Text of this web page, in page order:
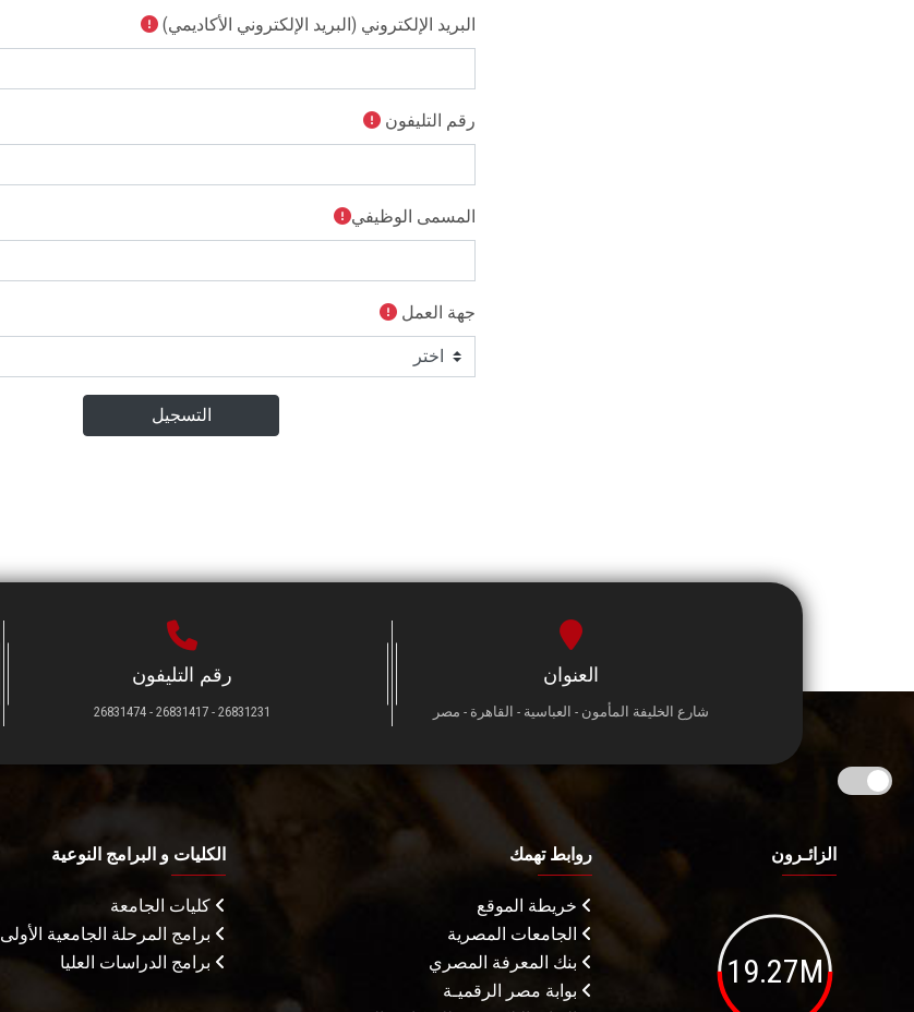
البريد الإلكتروني (البريد الإلكتروني الأكاديمي)
رقم التليفون
المسمى الوظيفي
جهة العمل
التسجيل
العنوان
شارع الخليفة المأمون - العباسية - القاهرة - مصر
رقم التليفون
26831231 - 26831417 - 26831474
الزائـرون
19.27M
روابط تهمك
خريطة الموقع
الجامعات المصرية
بنك المعرفة المصري
بوابة مصر الرقميـة
الكليات و البرامج النوعية
كليات الجامعة
برامج المرحلة الجامعية الأولى
برامج الدراسات العليا